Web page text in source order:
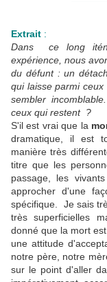
Extrait :
Dans ce long
expérience, nous
du défunt : un
qui laisse parmi
sembler
ceux qui restent ?
S'il est vrai que la
dramatique, il est
manière très
titre que les
passage, les
approcher d'une
spécifique. Je sais
très superficielles
donné que la mort
une attitude
notre père, notre
sur le point d'aller